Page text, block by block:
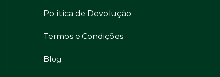
Política de Devolução
Termos e Condições
Blog